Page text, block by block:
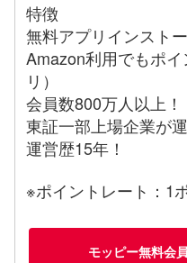
特徴
無料アプリインスト
Amazon利用でもポ
リ）
会員数800万人以上！
東証一部上場企業が運
運営歴15年！
※ポイントレート：1
モッピー無料会